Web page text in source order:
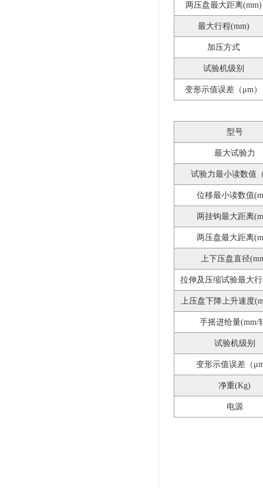
两压盘最大距离(mm)
最大行程(mm)
加压方式
试验机级别
变形示值误差（μm）
型号
最大试验力
试验力最小读数值
位移最小读数值
两挂钩最大距离
两压盘最大距离
上下压盘直径
拉伸及压缩试验最大
上压盘下降上升速度
手摇进给量(mm/
试验机级别
变形示值误差（
净重(Kg)
电源